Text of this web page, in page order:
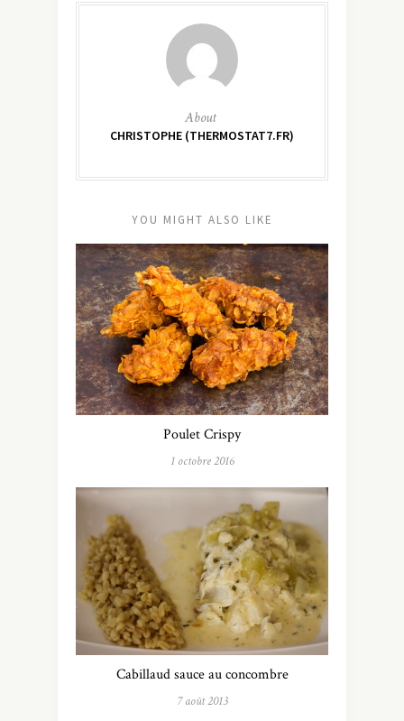
About
CHRISTOPHE (THERMOSTAT7.FR)
YOU MIGHT ALSO LIKE
Poulet Crispy
1 octobre 2016
Cabillaud sauce au concombre
7 août 2013